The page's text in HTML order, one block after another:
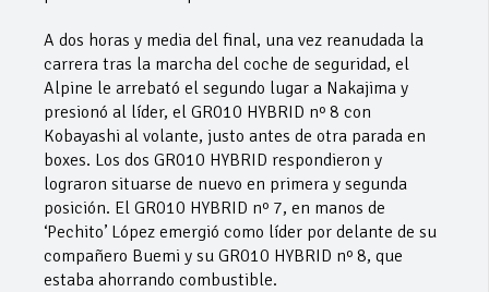
A dos horas y media del final, una vez reanudada la
carrera tras la marcha del coche de seguridad, el
Alpine le arrebató el segundo lugar a Nakajima y
presionó al líder, el GR010 HYBRID nº 8 con
Kobayashi al volante, justo antes de otra parada en
boxes. Los dos GR010 HYBRID respondieron y
lograron situarse de nuevo en primera y segunda
posición. El GR010 HYBRID nº 7, en manos de
‘Pechito’ López emergió como líder por delante de su
compañero Buemi y su GR010 HYBRID nº 8, que
estaba ahorrando combustible.